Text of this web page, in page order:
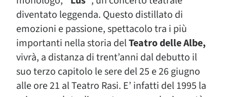
diventato leggenda. Questo distillato di
emozioni e passione, spettacolo tra i più
importanti nella storia delTeatro delle Albe,
vivrà, a distanza di trent’anni dal debutto il
suo terzo capitolo le sere del 25 e 26 giugno
alle ore 21 al Teatro Rasi. E’ infatti del 1995 la